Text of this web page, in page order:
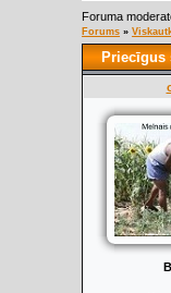
Foruma
Forums »
Priecīgus